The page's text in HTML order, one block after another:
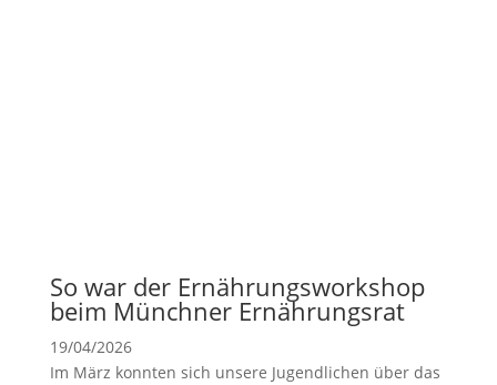
So war der Ernäh­rungs­work­shop
beim Münchner Ernäh­rungsrat
19/04/2026
Im März konnten sich unsere Jugend­li­chen über das